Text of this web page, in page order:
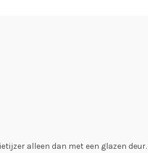
alleen dan met een glazen